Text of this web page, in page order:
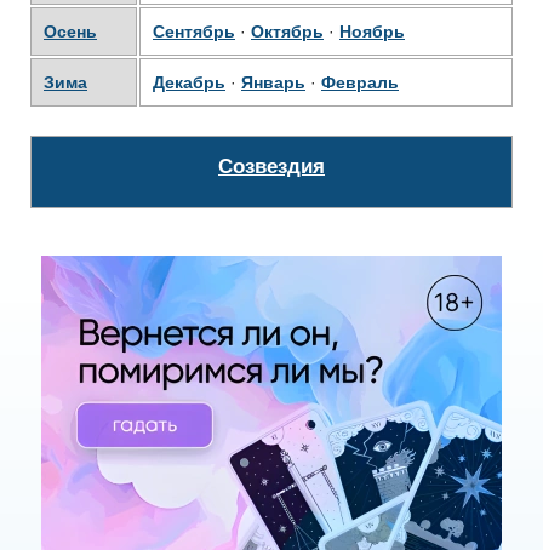
Осень Сентябрь · Октябрь · Ноябрь
Зима Декабрь · Январь · Февраль
Созвездия